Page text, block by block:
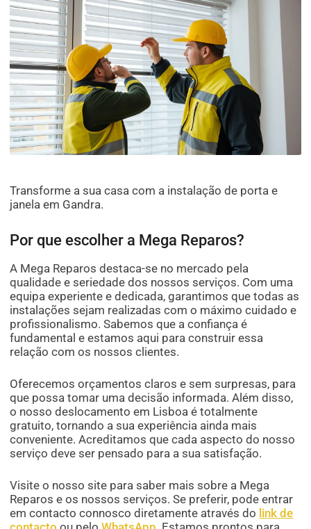
Transforme a sua casa com a instalação de porta e
janela em Gandra.
Por que escolher a Mega Reparos?
A Mega Reparos destaca-se no mercado pela
qualidade e seriedade dos nossos serviços. Com uma
equipa experiente e dedicada, garantimos que todas as
instalações sejam realizadas com o máximo cuidado e
profissionalismo. Sabemos que a confiança é
fundamental e estamos aqui para construir essa
relação com os nossos clientes.
Oferecemos orçamentos claros e sem surpresas, para
que possa tomar uma decisão informada. Além disso,
o nosso deslocamento em Lisboa é totalmente
gratuito, tornando a sua experiência ainda mais
conveniente. Acreditamos que cada aspecto do nosso
serviço deve ser pensado para a sua satisfação.
Visite o nosso site para saber mais sobre a Mega
Reparos e os nossos serviços. Se preferir, pode entrar
em contacto connosco diretamente através do link de